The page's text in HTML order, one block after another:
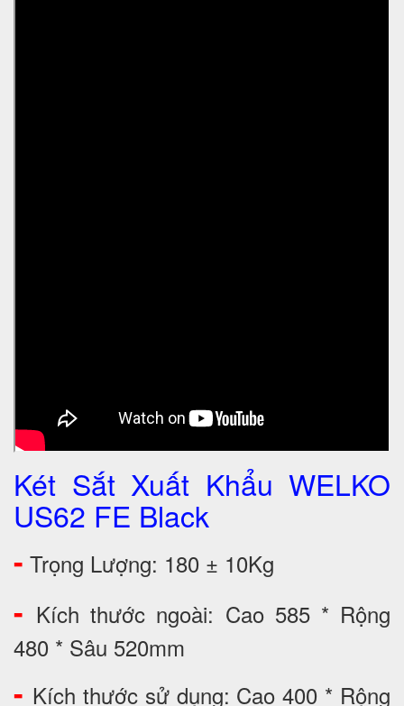
Két Sắt Xuất Khẩu WELKO
US62 FE Black
- Trọng Lượng: 180 ± 10Kg
- Kích thước ngoài: Cao 585 * Rộng
480 * Sâu 520mm
- Kích thước sử dụng: Cao 400 * Rộng